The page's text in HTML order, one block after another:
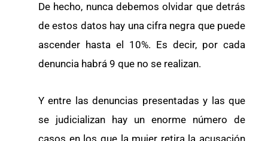
De hecho, nunca debemos olvidar que detrás
de estos datos hay una cifra negra que puede
ascender hasta el 10%. Es decir, por cada
denuncia habrá 9 que no se realizan.
Y entre las denuncias presentadas y las que
se judicializan hay un enorme número de
casos en los que la mujer retira la acusación